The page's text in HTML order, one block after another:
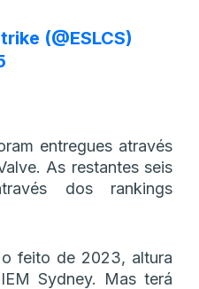
(@ESLCS)
entregues através
As restantes seis
dos rankings
feito de 2023, altura
Sydney. Mas terá